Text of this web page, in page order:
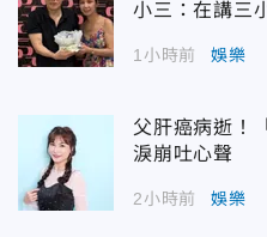
小三：在講三
1小時前 娛樂
父肝癌病逝！
淚崩吐心聲
2小時前 娛樂